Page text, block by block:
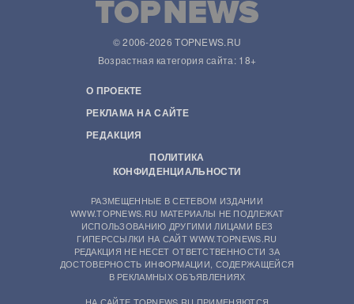
© 2006-2026 TOPNEWS.RU
Возрастная категория сайта: 18+
О ПРОЕКТЕ
РЕКЛАМА НА САЙТЕ
РЕДАКЦИЯ
ПОЛИТИКА
КОНФИДЕНЦИАЛЬНОСТИ
РАЗМЕЩЕННЫЕ В СЕТЕВОМ ИЗДАНИИ
WWW.TOPNEWS.RU МАТЕРИАЛЫ НЕ ПОДЛЕЖАТ
ИСПОЛЬЗОВАНИЮ ДРУГИМИ ЛИЦАМИ БЕЗ
ГИПЕРССЫЛКИ НА САЙТ WWW.TOPNEWS.RU
РЕДАКЦИЯ НЕ НЕСЕТ ОТВЕТСТВЕННОСТИ ЗА
ДОСТОВЕРНОСТЬ ИНФОРМАЦИИ, СОДЕРЖАЩЕЙСЯ
В РЕКЛАМНЫХ ОБЪЯВЛЕНИЯХ
НА САЙТЕ TOPNEWS.RU ПРИМЕНЯЮТСЯ